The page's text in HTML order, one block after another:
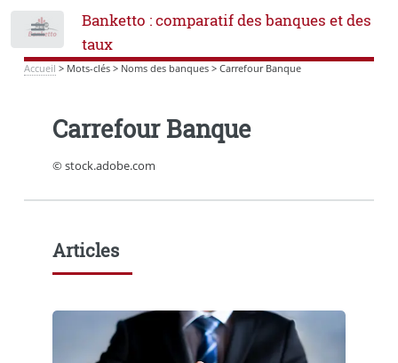
Banketto : comparatif des banques et des
taux
Accueil > Mots-clés> Noms des banques> Carrefour Banque
Carrefour Banque
© stock.adobe.com
Articles